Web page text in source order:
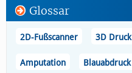
Glossar
2D-Fußscanner 3D Druck
Amputation Blauabdruck